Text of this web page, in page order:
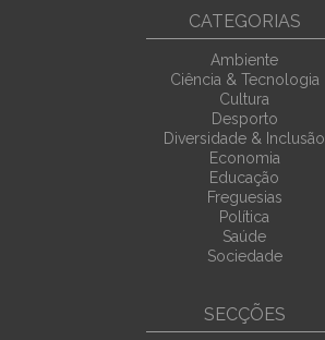
CATEGORIAS
Ambiente
Ciência & Tecnologia
Cultura
Desporto
Diversidade & Inclusão
Economia
Educação
Freguesias
Política
Saúde
Sociedade
SECÇÕES